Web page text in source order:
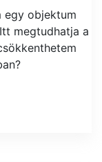
egy objektum
megtudhatja a